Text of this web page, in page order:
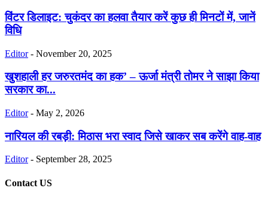
विंटर डिलाइट: चुकंदर का हलवा तैयार करें कुछ ही मिनटों में, जानें
विधि
Editor - November 20, 2025
खुशहाली हर जरुरतमंद का हक’ – ऊर्जा मंत्री तोमर ने साझा किया
सरकार का...
Editor - May 2, 2026
नारियल की रबड़ी: मिठास भरा स्वाद जिसे खाकर सब करेंगे वाह-वाह
Editor - September 28, 2025
Contact US